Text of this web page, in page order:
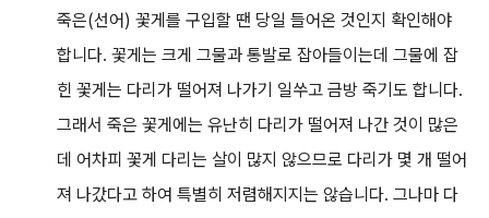
죽은(선어) 꽃게를 구입할 땐 당일 들어온 것인지 확인해야
합니다. 꽃게는 크게 그물과 통발로 잡아들이는데 그물에 잡
힌 꽃게는 다리가 떨어져 나가기 일쑤고 금방 죽기도 합니다.
그래서 죽은 꽃게에는 유난히 다리가 떨어져 나간 것이 많은
데 어차피 꽃게 다리는 살이 많지 않으므로 다리가 몇 개 떨어
져 나갔다고 하여 특별히 저렴해지지는 않습니다. 그나마 다